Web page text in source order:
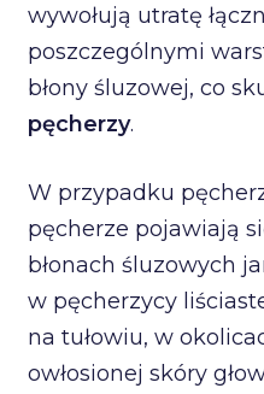
wywołują utratę
poszczególnymi
błony śluzowej, co
pęcherzy.
W przypadku
pęcherze pojawiają
błonach śluzowych
w pęcherzycy
na tułowiu, w
owłosionej skóry